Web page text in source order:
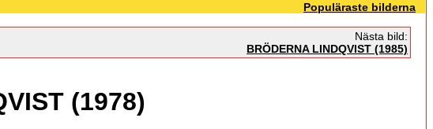
Populäraste bilderna
Nästa bild:
BRÖDERNA LINDQVIST (1985)
(1978)